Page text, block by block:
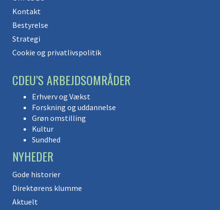
Kontakt
Bestyrelse
Strategi
Cookie og privatlivspolitik
CDEU’S ARBEJDSOMRÅDER
Erhverv og Vækst
Forskning og uddannelse
Grøn omstilling
Kultur
Sundhed
NYHEDER
Gode historier
Direktørens klumme
Aktuelt